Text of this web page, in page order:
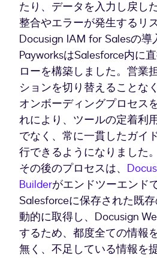
たり、データを入力し戻し
整合やエラーが発生するリ
Docusign IAM for Salesの導
PayworksはSalesforce内に
ローを構築しました。営業
ションを切り替えることな
オンボーディングプロセス
れにより、ツールの定着利
でなく、常に一貫したガイ
行できるようになりました。
その後のプロセスは、
Builderがエンドツーエンド
Salesforceに保存された既
動的に取得し、Docusign
するため、都度全ての情報
無く、不足している情報を